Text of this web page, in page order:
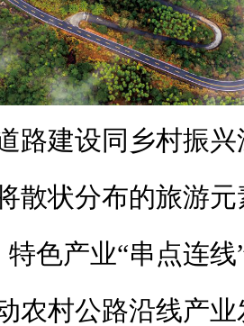
路建设同乡村振
散状分布的旅游元
特色产业“串点连线
农村公路沿线产业